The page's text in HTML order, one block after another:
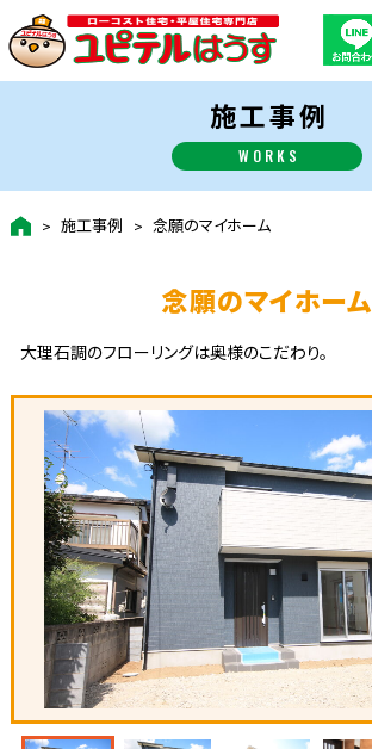
施工事例
WORKS
施工事例 念願のマイホーム
念願のマイホーム
大理石調のフローリングは奥様のこだわり。